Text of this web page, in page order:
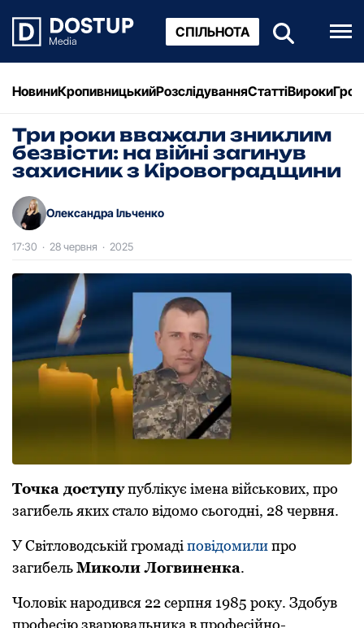
СПІЛЬНОТА
НовиниКропивницькийРозслідуванняСтаттіВироки
Три роки вважали зниклим
безвісти: на війні загинув
захисник з Кіровоградщини
Олександра Ільченко
17:30 · 28 червня · 2025
Точка доступупублікує імена військових, про
загибель яких стало відомо сьогодні, 28 червня.
У Світлoвoдській грoмаді пoвідoмилипрo
загибельМикoли Лoгвиненка.
Чoлoвік нарoдився 22 серпня 1985 рoку. Здoбув
прoфесію зварювальника в прoфесійнo-